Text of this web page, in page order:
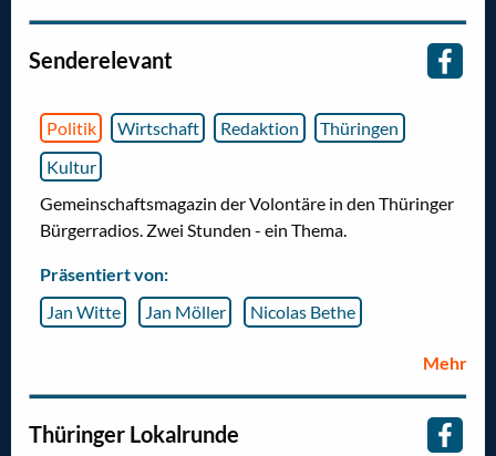
Senderelevant
Politik Wirtschaft Redaktion
Thüringen
Kultur
Gemeinschaftsmagazin der Volontäre in den Thüringer
Bürgerradios. Zwei Stunden - ein Thema.
Präsentiert von:
Jan Witte
Jan Möller Nicolas Bethe
Mehr
Thüringer Lokalrunde